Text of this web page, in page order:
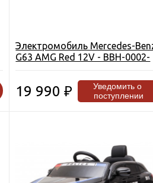
Электромобиль Mercedes-
G63 AMG Red 12V - BBH-0002-
19 990₽
Уведомить о
поступлении